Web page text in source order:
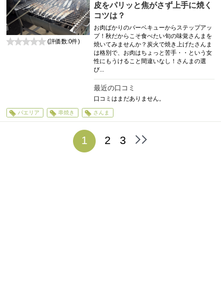
皮をパリッと焦がさず上手に焼く
コツは？
お肉ばかりのバーベキューからステップアッ
プ！秋だからこそ食べたい旬の味覚さんまを
焼いてみませんか？炭火で焼き上げたさんま
は格別で、お肉はちょっと苦手・・という女
性にもうけること間違いなし！さんまの選
び...
最近の口コミ
口コミはまだありません。
(評価数:0件)
パエリア 串焼き さんま
1 2
3